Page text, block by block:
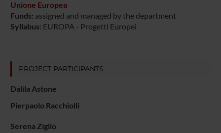
Unione Europea
Funds: assigned and managed by the department
Syllabus: EUROPA - Progetti Europei
PROJECT PARTICIPANTS
Dalila Astone
Pierpaolo Racchiolli
Serena Ziglio